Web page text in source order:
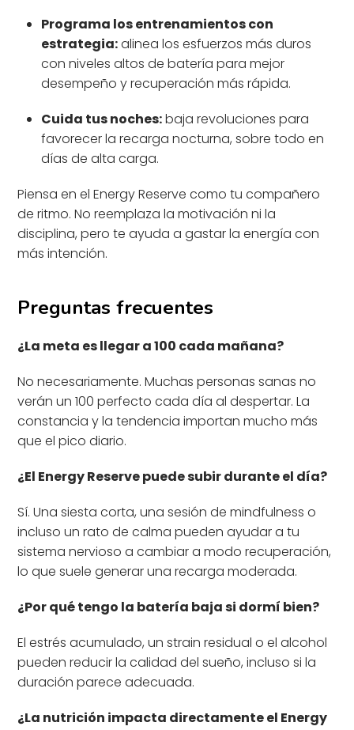
Programa los entrenamientos con
estrategia:alinea los esfuerzos más duros
con niveles altos de batería para mejor
desempeño y recuperación más rápida.
Cuida tus noches:baja revoluciones para
favorecer la recarga nocturna, sobre todo en
días de alta carga.
Piensa en el Energy Reserve como tu compañero
de ritmo. No reemplaza la motivación ni la
disciplina, pero te ayuda a gastar la energía con
más intención.
Preguntas frecuentes
¿La meta es llegar a 100 cada mañana?
No necesariamente. Muchas personas sanas no
verán un 100 perfecto cada día al despertar. La
constancia y la tendencia importan mucho más
que el pico diario.
¿El Energy Reserve puede subir durante el día?
Sí. Una siesta corta, una sesión de mindfulness o
incluso un rato de calma pueden ayudar a tu
sistema nervioso a cambiar a modo recuperación,
lo que suele generar una recarga moderada.
¿Por qué tengo la batería baja si dormí bien?
El estrés acumulado, un strain residual o el alcohol
pueden reducir la calidad del sueño, incluso si la
duración parece adecuada.
¿La nutrición impacta directamente el Energy